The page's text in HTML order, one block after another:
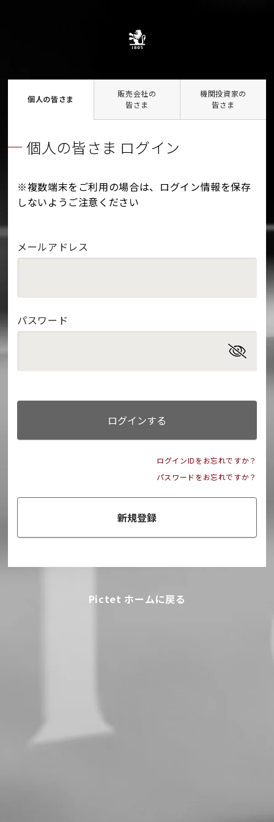
個人の皆さま
販売会社の
皆さま
機関投資家の
皆さま
個人の皆さま ログイン
※複数端末をご利用の場合は、ログイン情報を保存
しないようご注意ください
メールアドレス
パスワード
ログインする
ログインIDをお忘れですか？
パスワードをお忘れですか？
新規登録
Pictet ホームに戻る